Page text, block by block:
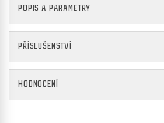
POPIS A PARAMETRY
PŘÍSLUŠENSTVÍ
HODNOCENÍ